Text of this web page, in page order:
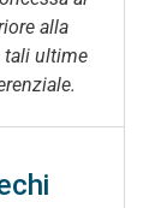
alla
tali ultime